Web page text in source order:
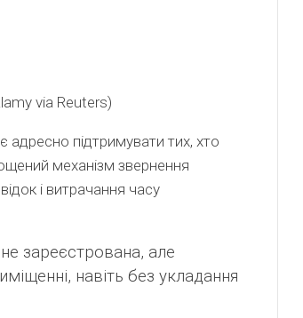
via Reuters)
підтримувати тих, хто
механізм звернення
і витрачання часу
зареєстрована, але
навіть без укладання